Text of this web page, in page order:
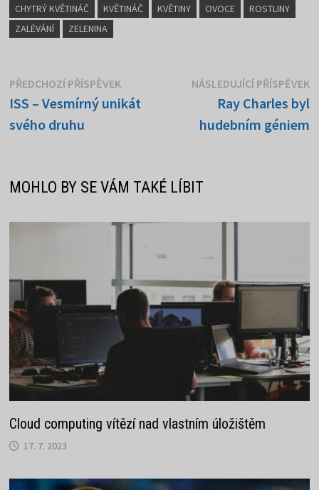
CHYTRÝ KVĚTINÁČ
KVĚTINÁČ KVĚTINY OVOCE
ROSTLINY
ZALÉVÁNÍ
ZELENINA
Navigace
pro
PŘEDCHOZÍ PŘÍSPĚVEK
příspěvek:
ISS – Vesmírný unikát
svého druhu
NÁSLEDUJÍCÍ PŘÍSPĚVEK
Ray Charles byl
hudebním géniem
MOHLO BY SE VÁM TAKÉ LÍBIT
Cloud computing vítězí nad vlastním úložištěm
17. 7. 2023